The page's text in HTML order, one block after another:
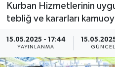
Kurban Hizmetlerinin
tebliğ ve kararları
15.05.2025 - 17:44
YAYINLANMA
Sağlık
Son Dakika Haberleri